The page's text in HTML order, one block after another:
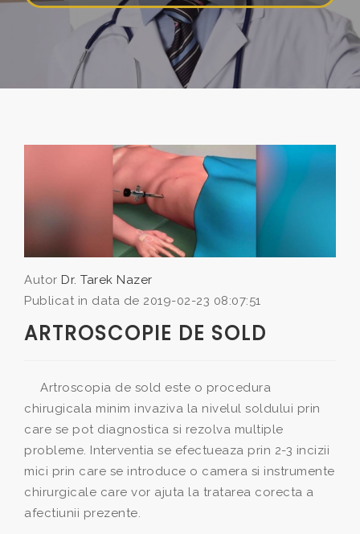
Autor Dr. Tarek Nazer
Publicat in data de 2019-02-23 08:07:51
ARTROSCOPIE DE SOLD
Artroscopia de sold este o procedura
chirugicala minim invaziva la nivelul soldului prin
care se pot diagnostica si rezolva multiple
probleme. Interventia se efectueaza prin 2-3 incizii
mici prin care se introduce o camera si instrumente
chirurgicale care vor ajuta la tratarea corecta a
afectiunii prezente.